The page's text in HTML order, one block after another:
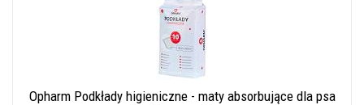
Opharm Podkłady higieniczne - maty absorbujące dla psa